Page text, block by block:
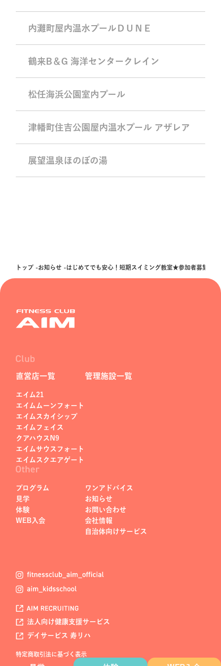
内灘町屋内温水プールＤＵＮＥ
鶴来B＆G 海洋センタークレイン
松任海浜公園室内プール
津幡町住吉公園屋内温水プール アザレア
展望温泉ほのぼの湯
トップ お知らせ はじめてでも安心！短期スイミング教室★参加者募集！
直営店一覧
エイム21
エイムムーンフォート
エイムスカイシップ
エイムフェイス
クアハウスN9
エイムサウスフォート
エイムスクエアゲート
管理施設一覧
プログラム
見学
体験
WEB入会
ワンアドバイス
お知らせ
お問い合わせ
会社情報
自治体向けサービス
法人向け健康支援サービス
デイサービス 寿リハ
特定商取引法に基づく表示